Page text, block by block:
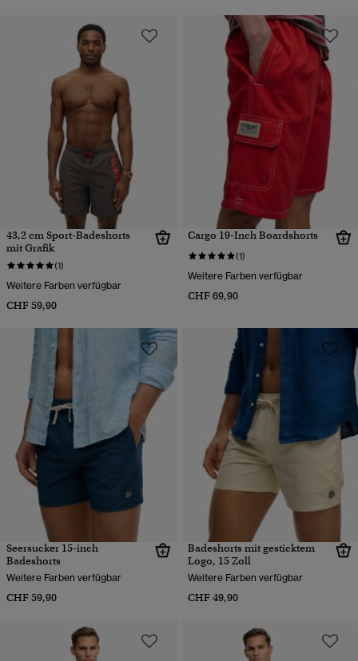
43,2 cm Sport-Badeshorts
mit Grafik
(1)
Weitere Farben verfügbar
CHF 59,90
Cargo 19-Inch Boardshorts
(1)
Weitere Farben verfügbar
CHF 69,90
Seersucker 15-inch
Badeshorts
Weitere Farben verfügbar
CHF 59,90
Badeshorts mit gesticktem
Logo, 15 Zoll
Weitere Farben verfügbar
CHF 49,90